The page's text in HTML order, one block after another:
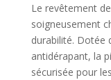
Le revêtement
soigneusement
durabilité. Dotée
antidérapant, la
sécurisée pour